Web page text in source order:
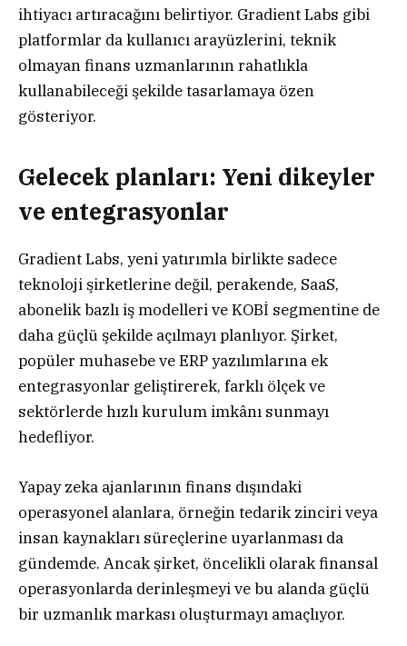
ihtiyacı artıracağını belirtiyor. Gradient Labs gibi
platformlar da kullanıcı arayüzlerini, teknik
olmayan finans uzmanlarının rahatlıkla
kullanabileceği şekilde tasarlamaya özen
gösteriyor.
Gelecek planları: Yeni dikeyler
ve entegrasyonlar
Gradient Labs, yeni yatırımla birlikte sadece
teknoloji şirketlerine değil, perakende, SaaS,
abonelik bazlı iş modelleri ve KOBİ segmentine de
daha güçlü şekilde açılmayı planlıyor. Şirket,
popüler muhasebe ve ERP yazılımlarına ek
entegrasyonlar geliştirerek, farklı ölçek ve
sektörlerde hızlı kurulum imkânı sunmayı
hedefliyor.
Yapay zeka ajanlarının finans dışındaki
operasyonel alanlara, örneğin tedarik zinciri veya
insan kaynakları süreçlerine uyarlanması da
gündemde. Ancak şirket, öncelikli olarak finansal
operasyonlarda derinleşmeyi ve bu alanda güçlü
bir uzmanlık markası oluşturmayı amaçlıyor.